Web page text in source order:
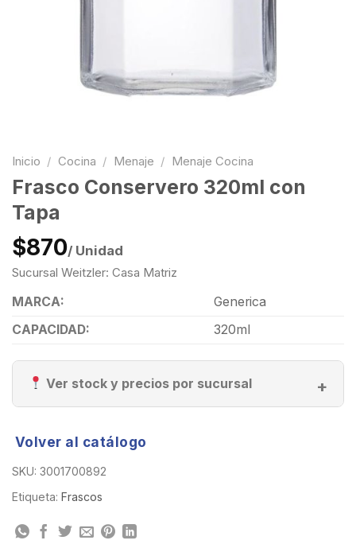
Inicio / Cocina / Menaje / Menaje Cocina
Frasco Conservero 320ml con
Tapa
$870/ Unidad
Sucursal Weitzler: Casa Matriz
MARCA:
Generica
CAPACIDAD:
320ml
Ver stock y precios por sucursal
Volver al catálogo
SKU: 3001700892
Etiqueta: Frascos